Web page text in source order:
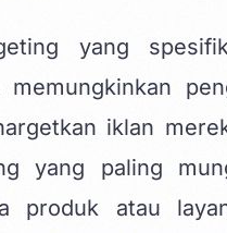
yang
memungkinkan
iklan
yang paling
produk atau